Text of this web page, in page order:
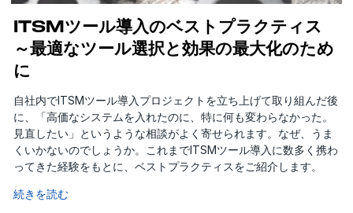
ITSMツール導入のベストプラクティス
～最適なツール選択と効果の最大化のため
に
自社内でITSMツール導入プロジェクトを立ち上げて取り組んだ後
に、「高価なシステムを入れたのに、特に何も変わらなかった。
見直したい」というような相談がよく寄せられます。なぜ、うま
くいかないのでしょうか。これまでITSMツール導入に数多く携わ
ってきた経験をもとに、ベストプラクティスをご紹介します。
続きを読む